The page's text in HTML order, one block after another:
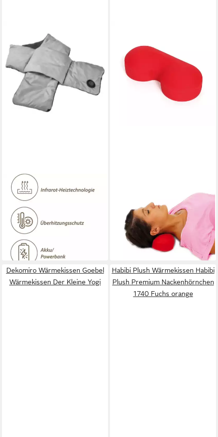
ADDLIVING
Schulter-/Nacken-Heizkissen
3253 kabellos, faltbar,
Infrarot-Heiztechnologie, 3
Heizstufen, inkl. Powerbank
148,23 €
lieferbar - in 3-4 Werktagen bei dir
Wärmekissen Togu Relax Nex
Termo Wärme-Nackenkissen
54,99 €
lieferbar - in 9-11 Werktagen bei
Dekomiro Wärmekissen Goebel
Wärmekissen Der Kleine Yogi
Habibi Plush Wärmekissen Habibi
Plush Premium Nackenhörnchen
1740 Fuchs orange